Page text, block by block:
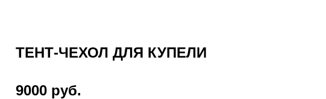
ТЕНТ-ЧЕХОЛ ДЛЯ КУПЕЛИ
9000 руб.